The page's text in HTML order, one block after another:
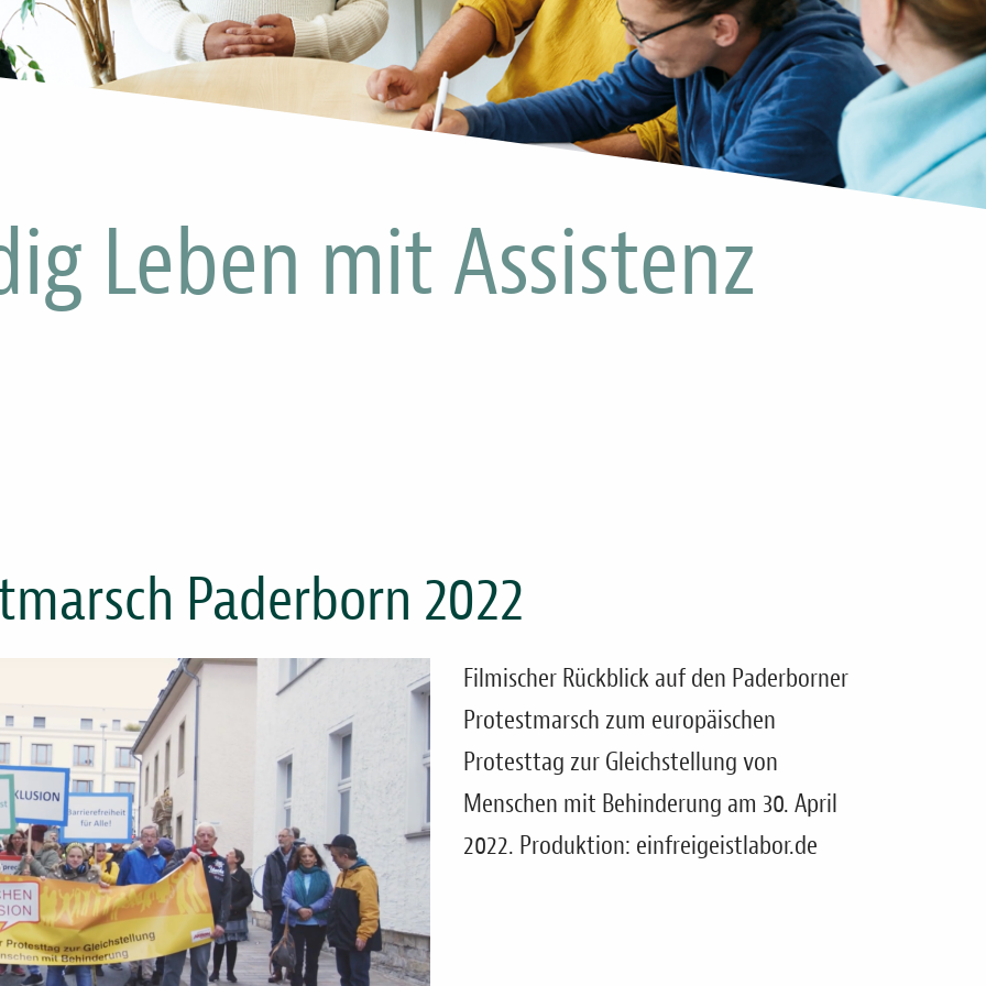
Leben mit Assistenz
Paderborn 2022
Filmischer Rückblick auf den Paderborner
Protestmarsch zum europäischen
Protesttag zur Gleichstellung von
Menschen mit Behinderung am 30. April
2022. Produktion: einfreigeistlabor.de